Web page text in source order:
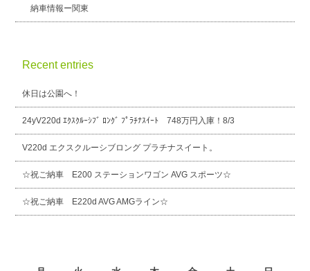
納車情報ー関東
Recent entries
休日は公園へ！
24yV220d ｴｸｽｸﾙｰｼﾌﾞ ﾛﾝｸﾞ ﾌﾟﾗﾁﾅｽｲｰﾄ 748万円入庫！8/3
V220d エクスクルーシブロング プラチナスイート。
☆祝ご納車 E200 ステーションワゴン AVG スポーツ☆
☆祝ご納車 E220d AVG AMGライン☆